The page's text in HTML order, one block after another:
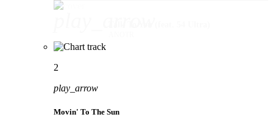
2
play_arrow
Movin' To The Sun